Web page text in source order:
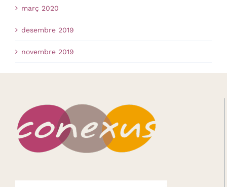
març 2020
desembre 2019
novembre 2019